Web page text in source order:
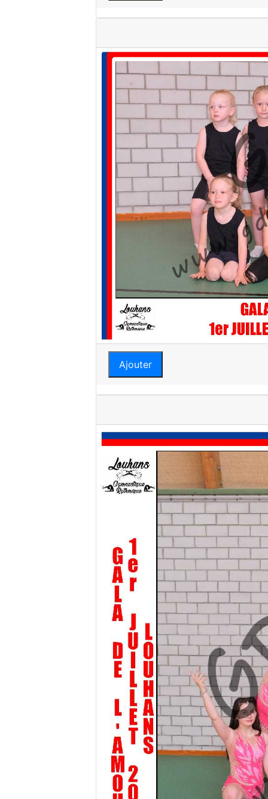
Ajouter